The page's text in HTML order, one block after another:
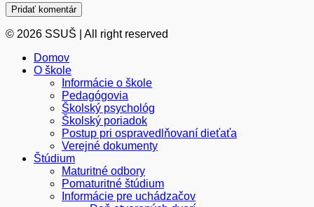
© 2026 SSUŠ | All right reserved
Domov
O škole
Informácie o škole
Pedagógovia
Školský psychológ
Školský poriadok
Postup pri ospravedlňovaní dieťaťa
Verejné dokumenty
Štúdium
Maturitné odbory
Pomaturitné štúdium
Informácie pre uchádzačov